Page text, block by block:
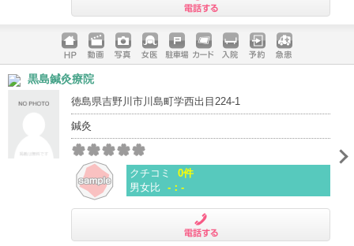
ホームペ
ージ
動画 写真 女医 駐車場
クレジッ
入院 予約 急患
黒島鍼灸療院
徳島県吉野川市川島町学西出目224-1
鍼灸
クチコミ
0件
男女比 -：-